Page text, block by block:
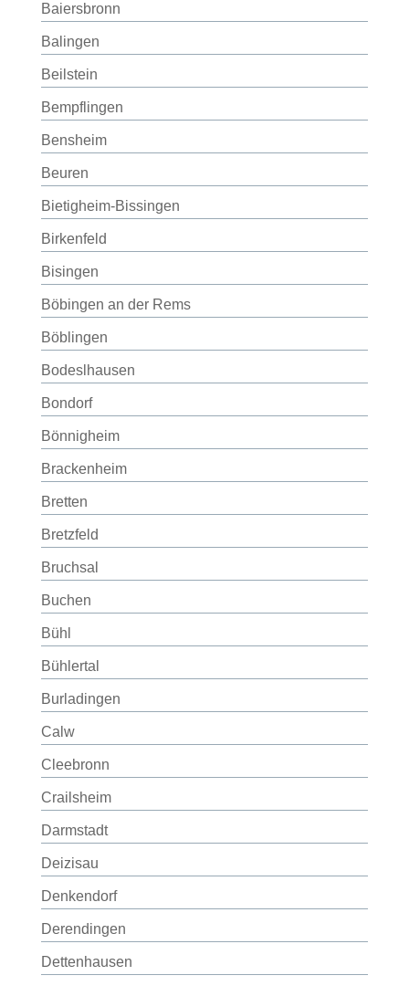
Baiersbronn
Balingen
Beilstein
Bempflingen
Bensheim
Beuren
Bietigheim-Bissingen
Birkenfeld
Bisingen
Böbingen an der Rems
Böblingen
Bodeslhausen
Bondorf
Bönnigheim
Brackenheim
Bretten
Bretzfeld
Bruchsal
Buchen
Bühl
Bühlertal
Burladingen
Calw
Cleebronn
Crailsheim
Darmstadt
Deizisau
Denkendorf
Derendingen
Dettenhausen